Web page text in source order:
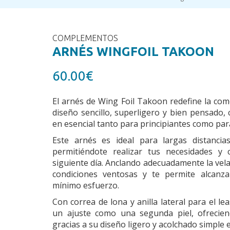
COMPLEMENTOS
ARNÉS WINGFOIL TAKOON
60.00€
El arnés de Wing Foil Takoon redefine la
diseño sencillo, superligero y bien pensado,
en esencial tanto para principiantes como
Este arnés es ideal para largas
permitiéndote realizar tus necesidades y
siguiente día. Anclando adecuadamente la
condiciones ventosas y te permite
mínimo esfuerzo.
Con correa de lona y anilla lateral para el
un ajuste como una segunda piel,
gracias a su diseño ligero y acolchado simple